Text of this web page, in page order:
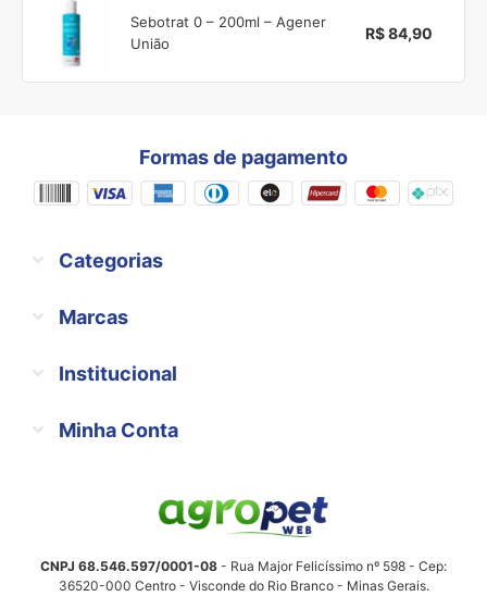
Sebotrat 0 – 200ml – Agener
União
R$ 84,90
Formas de pagamento
Categorias
Marcas
Institucional
Minha Conta
CNPJ 68.546.597/0001-08 - Rua Major Felicíssimo nº 598 - Cep:
36520-000 Centro - Visconde do Rio Branco - Minas Gerais.